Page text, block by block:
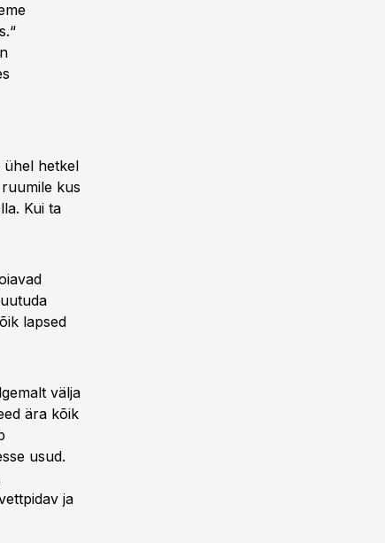
ühel hetkel
kus
Kui ta
lapsed
välja
ära kõik
usud.
ja